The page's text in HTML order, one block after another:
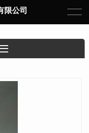
限公司